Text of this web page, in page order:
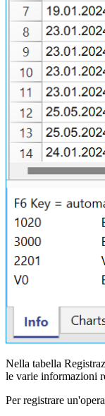
Nella tabella
le varie informazioni
Per registrare